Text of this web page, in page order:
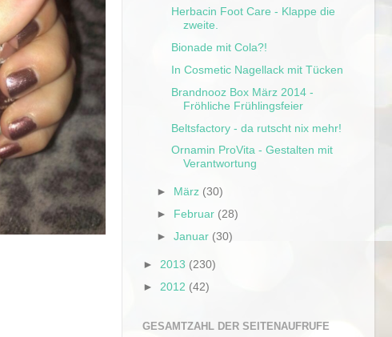
Herbacin Foot Care - Klappe die
zweite.
Bionade mit Cola?!
In Cosmetic Nagellack mit Tücken
Brandnooz Box März 2014 -
Fröhliche Frühlingsfeier
Beltsfactory - da rutscht nix mehr!
Ornamin ProVita - Gestalten mit
Verantwortung
► März (30)
► Februar (28)
►Januar (30)
► 2013 (230)
► 2012 (42)
GESAMTZAHL DER SEITENAUFRUFE